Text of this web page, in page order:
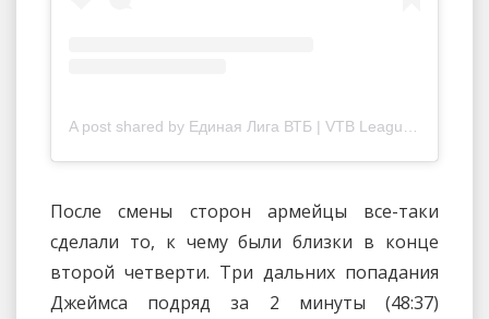
После смены сторон армейцы все-таки
сделали то, к чему были близки в конце
второй четверти. Три дальних попадания
Джеймса подряд за 2 минуты (48:37)